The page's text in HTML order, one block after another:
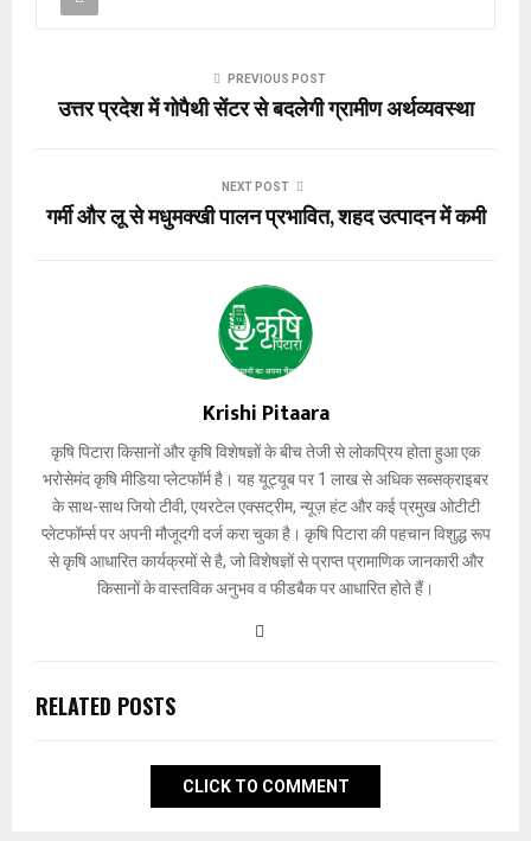
PREVIOUS POST
उत्तर प्रदेश में गोपैथी सेंटर से बदलेगी ग्रामीण अर्थव्यवस्था
NEXT POST
गर्मी और लू से मधुमक्खी पालन प्रभावित, शहद उत्पादन में कमी
Krishi Pitaara
कृषि पिटारा किसानों और कृषि विशेषज्ञों के बीच तेजी से लोकप्रिय होता हुआ एक
भरोसेमंद कृषि मीडिया प्लेटफॉर्म है। यह यूट्यूब पर 1 लाख से अधिक सब्सक्राइबर
के साथ-साथ जियो टीवी, एयरटेल एक्सट्रीम, न्यूज़ हंट और कई प्रमुख ओटीटी
प्लेटफॉर्म्स पर अपनी मौजूदगी दर्ज करा चुका है। कृषि पिटारा की पहचान विशुद्ध रूप
से कृषि आधारित कार्यक्रमों से है, जो विशेषज्ञों से प्राप्त प्रामाणिक जानकारी और
किसानों के वास्तविक अनुभव व फीडबैक पर आधारित होते हैं।
RELATED POSTS
CLICK TO COMMENT